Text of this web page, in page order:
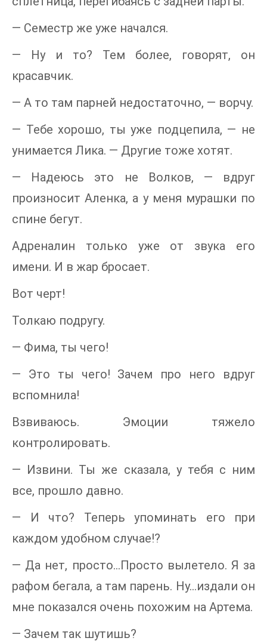
— Семестр же уже начался.
— Ну и то? Тем более, говорят, он
красавчик.
— А то там парней недостаточно, — ворчу.
— Тебе хорошо, ты уже подцепила, — не
унимается Лика. — Другие тоже хотят.
— Надеюсь это не Волков, — вдруг
произносит Аленка, а у меня мурашки по
спине бегут.
Адреналин только уже от звука его
имени. И в жар бросает.
Вот черт!
Толкаю подругу.
— Фима, ты чего!
— Это ты чего! Зачем про него вдруг
вспомнила!
Взвиваюсь. Эмоции тяжело
контролировать.
— Извини. Ты же сказала, у тебя с ним
все, прошло давно.
— И что? Теперь упоминать его при
каждом удобном случае!?
— Да нет, просто…Просто вылетело. Я за
рафом бегала, а там парень. Ну…издали он
мне показался очень похожим на Артема.
— Зачем так шутишь?